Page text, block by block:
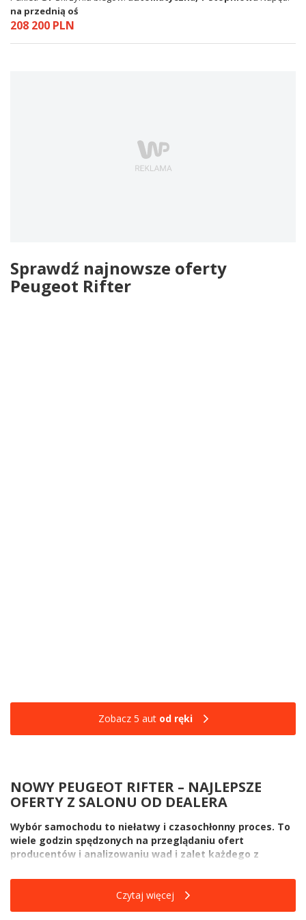
na przednią oś
208 200 PLN
Sprawdź najnowsze oferty
Peugeot Rifter
Zobacz 5 aut od ręki
NOWY PEUGEOT RIFTER – NAJLEPSZE
OFERTY Z SALONU OD DEALERA
Wybór samochodu to niełatwy i czasochłonny proces. To
wiele godzin spędzonych na przeglądaniu ofert
producentów i analizowaniu wad i zalet każdego z
który nie tylko mieści się w Twoim budżecie na auto, ale
także spełnia właściwie wszystkie oczekiwania,
pozostaje zakup. Wydawałoby się, że raz-dwa załatwisz
Czytaj więcej